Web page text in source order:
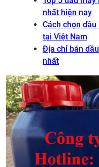
nhất hiện nay
Cách chọn
tại Việt Nam
Địa chỉ bán
nhất